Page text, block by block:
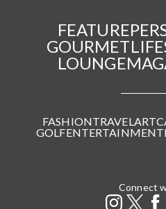
FEATURE
GOURMET
LOUNGE
FASHIONTRAVELART
GOLFENTERTAINMENT
Connect